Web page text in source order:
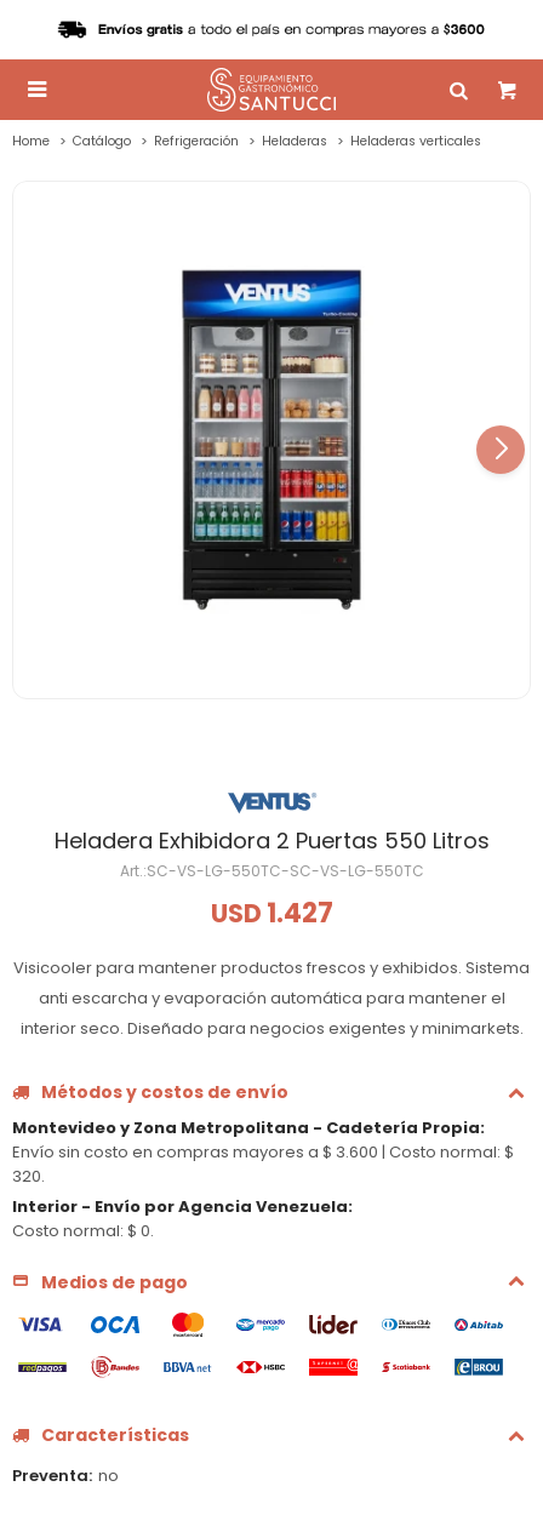

Home Catálogo Refrigeración Heladeras Heladeras verticales
Heladera Exhibidora 2 Puertas 550 Litros
SC-VS-LG-550TC-SC-VS-LG-550TC
USD 1.427
Visicooler para mantener productos frescos y exhibidos. Sistema
anti escarcha y evaporación automática para mantener el
interior seco. Diseñado para negocios exigentes y minimarkets.
Métodos y costos de envío
Montevideo y Zona Metropolitana - Cadetería Propia:
Envío sin costo en compras mayores a $ 3.600 | Costo normal: $
320.
Interior - Envío por Agencia Venezuela:
Costo normal: $ 0.
Medios de pago
Características
Preventa no